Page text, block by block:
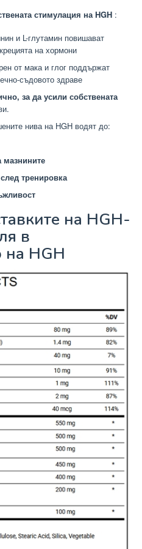
стимулация на HGH :
и L-глутамин повишават
на хормони
от мака и глог поддържат
съдовото здраве
за да усили собствената
нива на HGH водят до:
тренировка
на HGH-
в
на HGH